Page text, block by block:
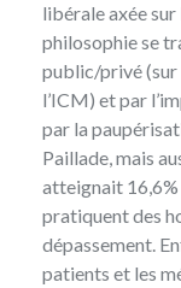
libérale axée
philosophie se
public/privé (sur
l’ICM) et par
par la
Paillade, mais
atteignait 16,6%
pratiquent des
dépassement.
patients et les